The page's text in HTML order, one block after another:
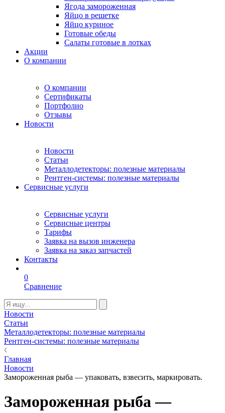
Ягода замороженная
Яйцо в решетке
Яйцо куриное
Готовые обеды
Салаты готовые в лотках
Акции
О компании
О компании
Сертификаты
Портфолио
Отзывы
Новости
Новости
Статьи
Металлодетекторы: полезные материалы
Рентген-системы: полезные материалы
Сервисные услуги
Сервисные услуги
Сервисные центры
Тарифы
Заявка на вызов инженера
Заявка на заказ запчастей
Контакты
0
Сравнение
Новости
Статьи
Металлодетекторы: полезные материалы
Рентген-системы: полезные материалы
Главная
Новости
Замороженная рыба — упаковать, взвесить, маркировать.
Замороженная рыба —